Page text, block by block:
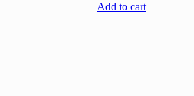
Add to cart